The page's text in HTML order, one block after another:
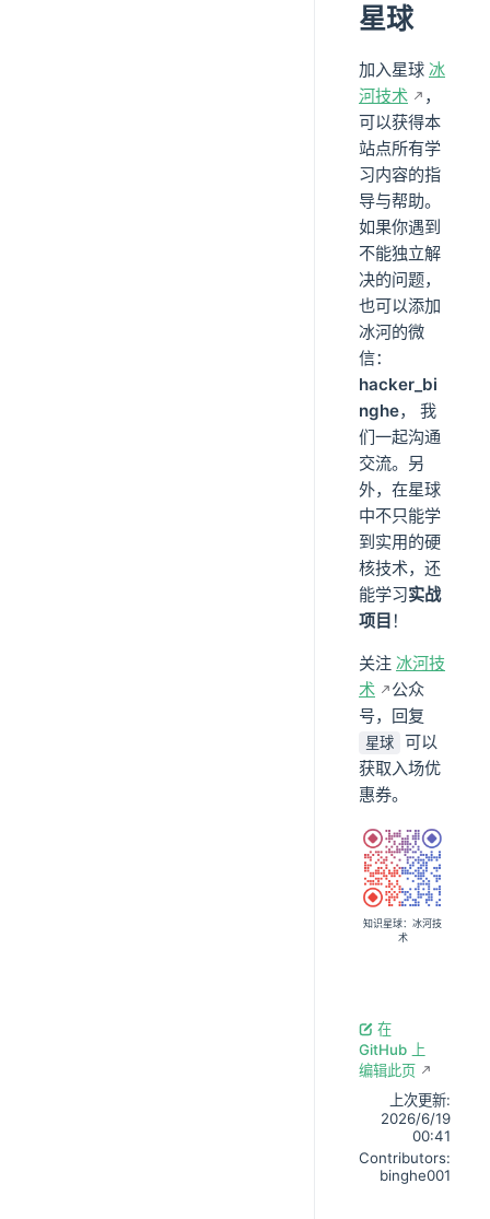
星球
加入星球 冰
河技术
，
可以获得本
站点所有学
习内容的指
导与帮助。
如果你遇到
不能独立解
决的问题，
也可以添加
冰河的微
信：
hacker_bi
nghe， 我
们一起沟通
交流。另
外，在星球
中不只能学
到实用的硬
核技术，还
能学习实战
项目 ！
关注 冰河技
术
公众
号，回复
星球
可以
获取入场优
惠券。
知识星球：冰河技
术
在
GitHub 上
编辑此页
上次更新:
2026/6/19
00:41
Contributors:
binghe001